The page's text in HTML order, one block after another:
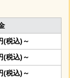
(税込)～
(税込)～
(税込)～